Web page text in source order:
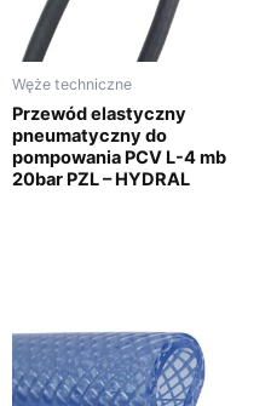
Węże techniczne
Przewód elastyczny
pneumatyczny do
pompowania PCV L-4 mb
20bar PZL – HYDRAL